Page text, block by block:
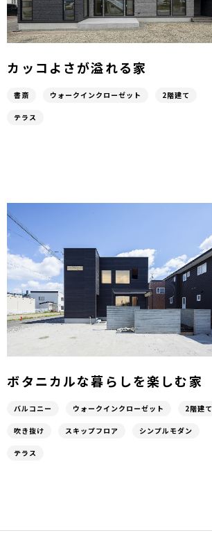
カッコよさが溢れる家
書斎 ウォークインクローゼット 2階建て
テラス
ボタニカルな暮らしを楽しむ家
バルコニー ウォークインクローゼット 2階建て
吹き抜け スキップフロア シンプルモダン
テラス